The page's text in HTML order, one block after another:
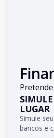
LUGAR
Simule
bancos e